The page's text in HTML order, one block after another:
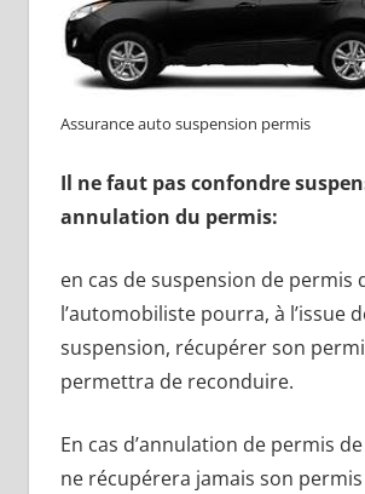
Assurance auto suspension permis
Il ne faut pas confondre
annulation du permis:
en cas de suspension de permis
l’automobiliste pourra, à l’issue
suspension, récupérer son
permettra de reconduire.
En cas d’annulation de permis
ne récupérera jamais son